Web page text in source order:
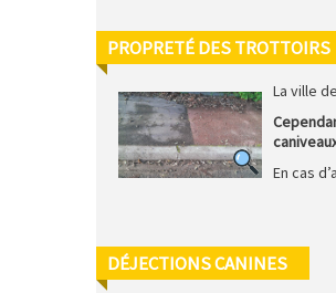
PROPRETÉ DES TROTTOIRS
La ville
En cas
DÉJECTIONS CANINES